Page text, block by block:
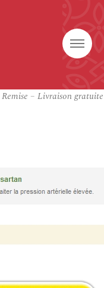
– Livraison gratuite